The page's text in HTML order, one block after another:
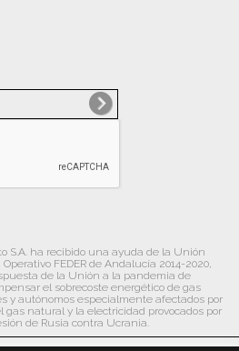
S.A. ha recibido una ayuda de la Unión
FEDER de Andalucía 2014-2020,
de la Unión a la pandemia de
el sobrecoste energético de gas
y autónomos especialmente afectados por
gas natural y la electricidad provocados por
de Rusia contra Ucrania.